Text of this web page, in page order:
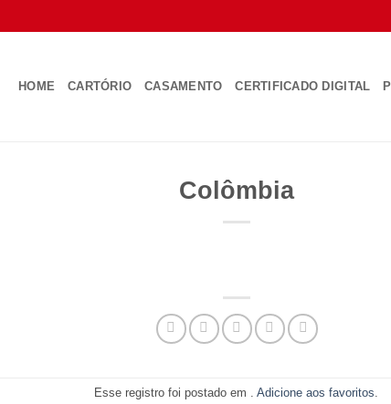
HOME CARTÓRIO CASAMENTO CERTIFICADO DIGITAL
Colômbia
Esse registro foi postado em .Adicione aos favoritos.